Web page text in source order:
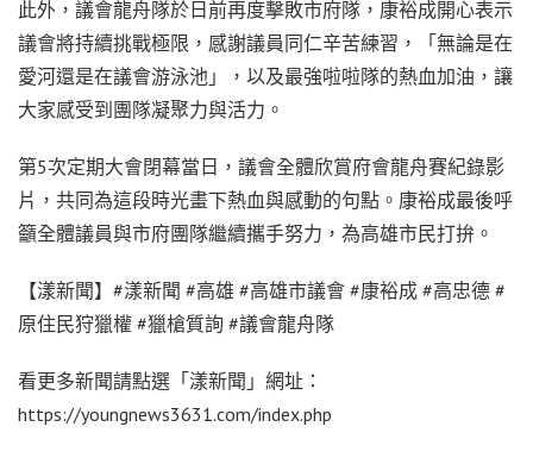
此外，議會龍舟隊於日前再度擊敗市府隊，康裕成開心表示
議會將持續挑戰極限，感謝議員同仁辛苦練習，「無論是在
愛河還是在議會游泳池」，以及最強啦啦隊的熱血加油，讓
大家感受到團隊凝聚力與活力。
第5次定期大會閉幕當日，議會全體欣賞府會龍舟賽紀錄影
片，共同為這段時光畫下熱血與感動的句點。康裕成最後呼
籲全體議員與市府團隊繼續攜手努力，為高雄市民打拚。
【漾新聞】#漾新聞 #高雄 #高雄市議會 #康裕成 #高忠德 #
原住民狩獵權 #獵槍質詢 #議會龍舟隊
看更多新聞請點選「漾新聞」網址：
https://youngnews3631.com/index.php